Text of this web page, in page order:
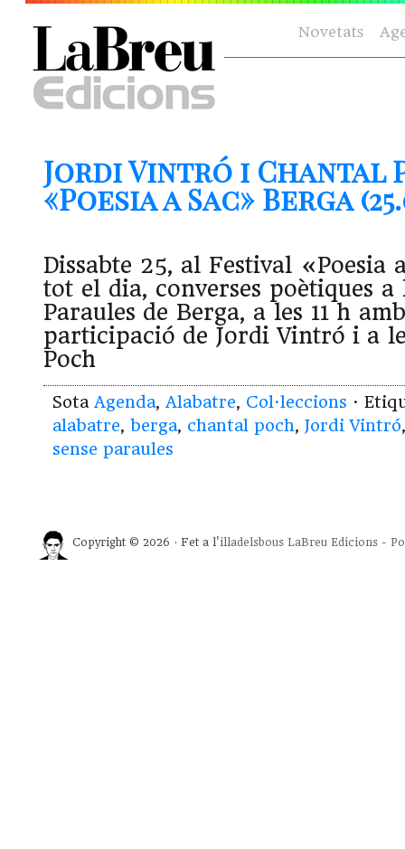
Novetats
Jordi Vintró i Chantal
«Poesia a Sac» Berga
Dissabte 25, al Festival «Poesia
tot el dia, converses poètiques
Paraules de Berga, a les 11 h
participació de Jordi Vintró i a
Poch
Sota Agenda, Alabatre, Col·leccions ·
alabatre, berga, chantal poch, Jordi Vintró
sense paraules
Copyright © 2026 · Fet a l'illadelsbous LaBreu Edicions -